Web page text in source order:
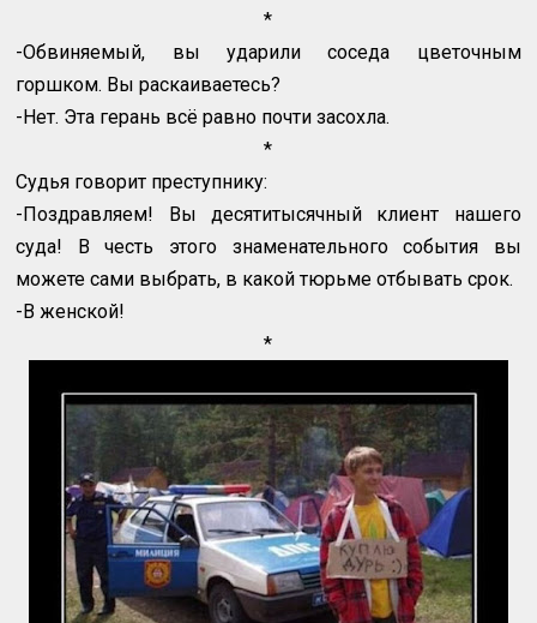
*
-Обвиняемый, вы ударили соседа цветочным
горшком. Вы раскаиваетесь?
-Нет. Эта герань всё равно почти засохла.
*
Судья говорит преступнику:
-Поздравляем! Вы десятитысячный клиент нашего
суда! В честь этого знаменательного события вы
можете сами выбрать, в какой тюрьме отбывать срок.
-В женской!
*